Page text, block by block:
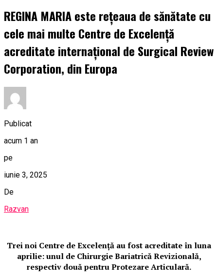
REGINA MARIA este rețeaua de sănătate cu
cele mai multe Centre de Excelență
acreditate internațional de Surgical Review
Corporation, din Europa
Publicat
acum 1 an
pe
iunie 3, 2025
De
Razvan
Trei noi Centre de Excelență au fost acreditate în luna
aprilie: unul de Chirurgie Bariatrică Revizională,
respectiv două pentru Protezare Articulară.